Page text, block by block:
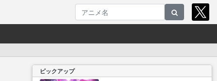
ピックアップ